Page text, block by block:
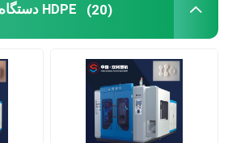
دستگاه قالب گیری دمشی HDPE (20)